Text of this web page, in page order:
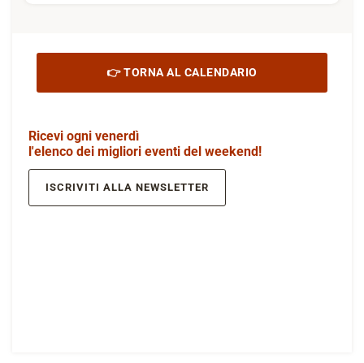
👉 TORNA AL CALENDARIO
Ricevi ogni venerdì
l'elenco dei migliori eventi del weekend!
ISCRIVITI ALLA NEWSLETTER